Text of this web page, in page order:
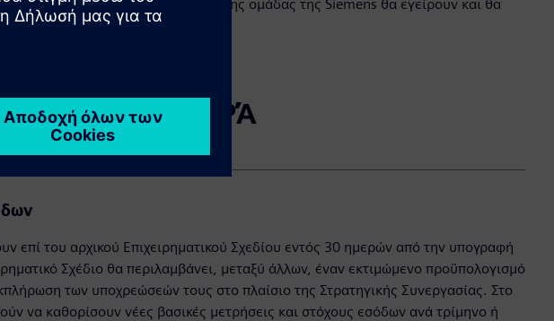
οι συνεργάτες και τα μέλη της ομάδας της Siemens θα εγείρουν και θα
& ΑΝΑΦΟΡΆ
επί του αρχικού Επιχειρηματικού Σχεδίου εντός 30 ημερών από την υπογραφή
Σχέδιο θα περιλαμβάνει, μεταξύ άλλων, έναν εκτιμώμενο προϋπολογισμό
των υποχρεώσεών τους στο πλαίσιο της Στρατηγικής Συνεργασίας. Στο
να καθορίσουν νέες βασικές μετρήσεις και στόχους εσόδων ανά τρίμηνο ή